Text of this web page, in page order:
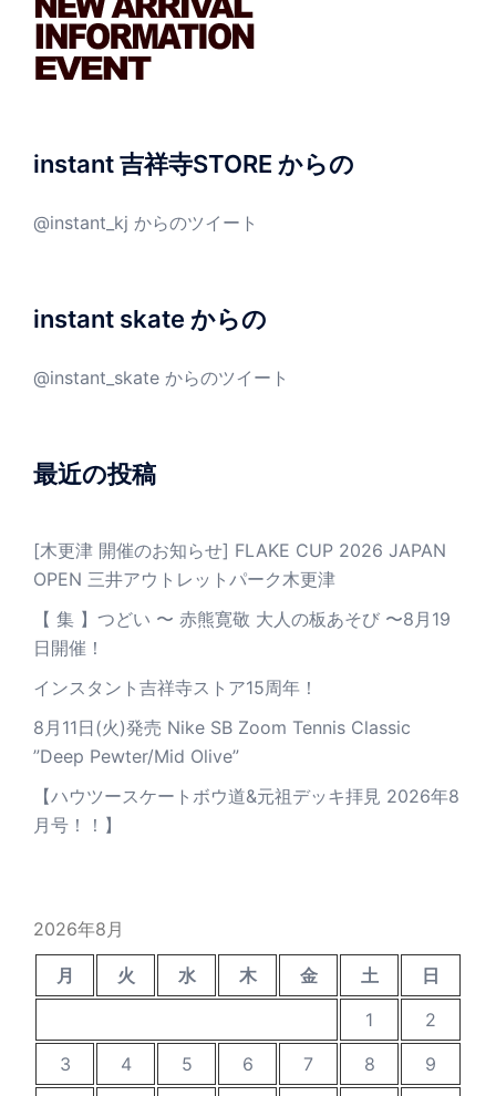
instant 吉祥寺STORE からの
@instant_kj からのツイート
instant skate からの
@instant_skate からのツイート
最近の投稿
[木更津 開催のお知らせ] FLAKE CUP 2026 JAPAN
OPEN 三井アウトレットパーク木更津
【 集 】つどい 〜 赤熊寛敬 大人の板あそび 〜8月19
日開催！
インスタント吉祥寺ストア15周年！
8月11日(火)発売 Nike SB Zoom Tennis Classic
”Deep Pewter/Mid Olive”
【ハウツースケートボウ道&元祖デッキ拝見 2026年8
月号！！】
2026年8月
月 火 水 木 金 土
日
1
2
3
4 5 6 7 8
9